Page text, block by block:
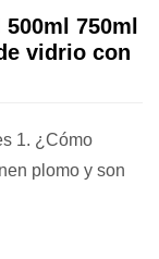
750ml
vidrio con
1. ¿Cómo
plomo y son